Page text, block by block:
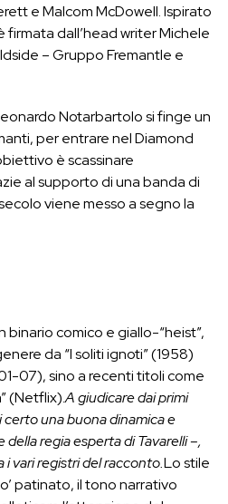
e Malcom McDowell. Ispirato
firmata dall’head writer Michele
– Gruppo Fremantle e
Notarbartolo si finge un
per entrare nel Diamond
è scassinare
al supporto di una banda di
viene messo a segno la
binario comico e giallo-“heist”,
da “I soliti ignoti” (1958)
07), sino a recenti titoli come
(Netflix).A giudicare dai primi
certo una buona dinamica e
regia esperta di Tavarelli –,
vari registri del racconto.Lo stile
patinato, il tono narrativo